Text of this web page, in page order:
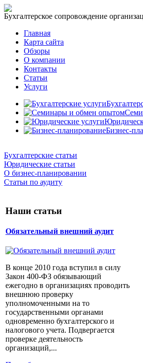
Бухгалтерское сопровождение
Главная
Карта сайта
Обзоры
О компании
Контакты
Статьи
Услуги
Бизнес-
Бухгалтерские статьи
Юридические статьи
О бизнес-планировании
Статьи по аудиту
Наши статьи
Обязательный внешний аудит
В конце 2010 года вступил в силу
Закон 400-ФЗ обязывающий
ежегодно в организациях проводить
внешнюю проверку
уполномоченными на то
государственными органами
одновременно бухгалтерского и
налогового учета. Подвергается
проверке деятельность
организаций,...